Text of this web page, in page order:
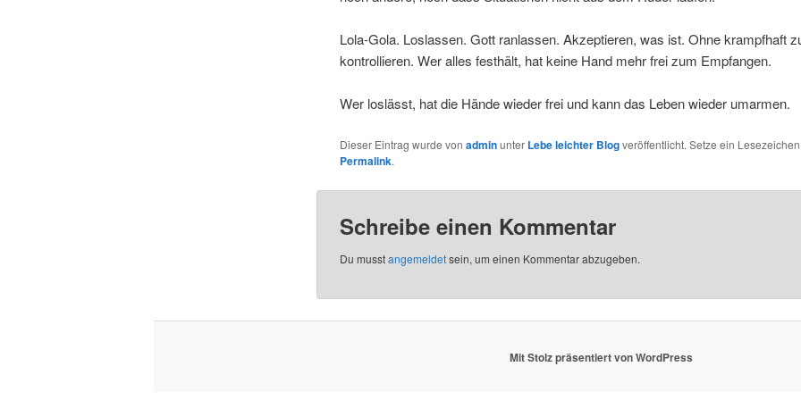
Lola-Gola. Loslassen. Gott ranlassen. Akzeptieren, was ist. Ohne krampfhaft
kontrollieren. Wer alles festhält, hat keine Hand mehr frei zum Empfangen.
Wer loslässt, hat die Hände wieder frei und kann das Leben wieder umarmen.
Dieser Eintrag wurde von adminunter Lebe leichter Blogveröffentlicht. Setze ein
Permalink.
Schreibe einen Kommentar
Du musstangemeldetsein, um einen Kommentar abzugeben.
Mit Stolz präsentiert von WordPress